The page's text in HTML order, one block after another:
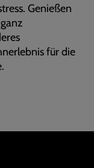
Genießen
für die